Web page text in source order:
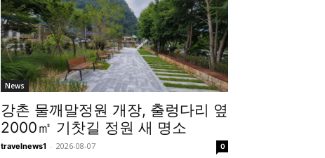
News
강촌 물깨말정원 개장, 출렁다리 옆
2000㎡ 기찻길 정원 새 명소
travelnews1 - 2026-08-07 0